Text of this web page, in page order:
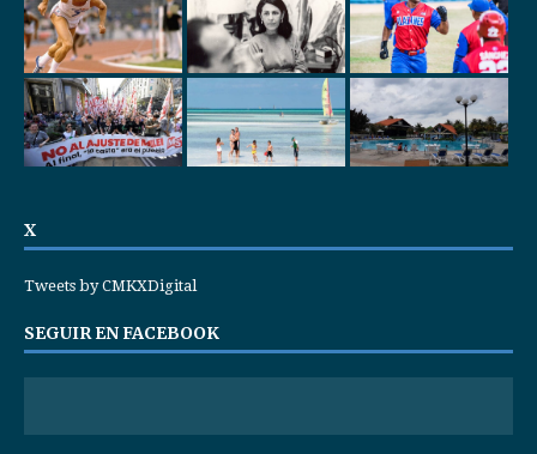
X
Tweets by CMKXDigital
SEGUIR EN FACEBOOK